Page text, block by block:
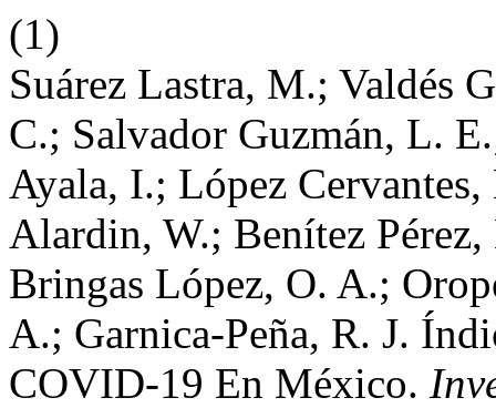
(1)
Suárez Lastra, M.; Valdés
C.; Salvador Guzmán, L.
Ayala, I.; López
Alardin, W.; Benítez
Bringas López, O. A.;
A.; Garnica-Peña, R. J.
COVID-19 En México.